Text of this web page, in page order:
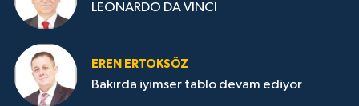
LEONARDO DA VINCI
EREN ERTOKSÖZ
Bakırda iyimser tablo devam ediyor